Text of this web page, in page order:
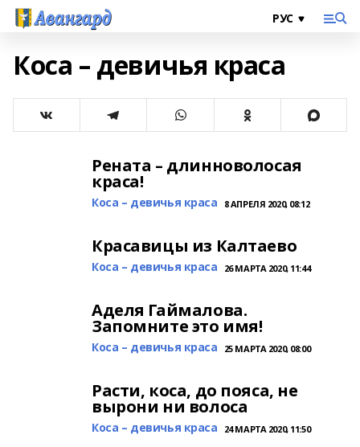
Коса – девичья краса
Рената – длинноволосая
краса!
Коса – девичья краса 8 АПРЕЛЯ 2020, 08:12
Красавицы из Калтаево
Коса – девичья краса 26 МАРТА 2020, 11:44
Аделя Гаймалова.
Запомните это имя!
Коса – девичья краса 25 МАРТА 2020, 08:00
Расти, коса, до пояса, не
вырони ни волоса
Коса – девичья краса 24 МАРТА 2020, 11:50